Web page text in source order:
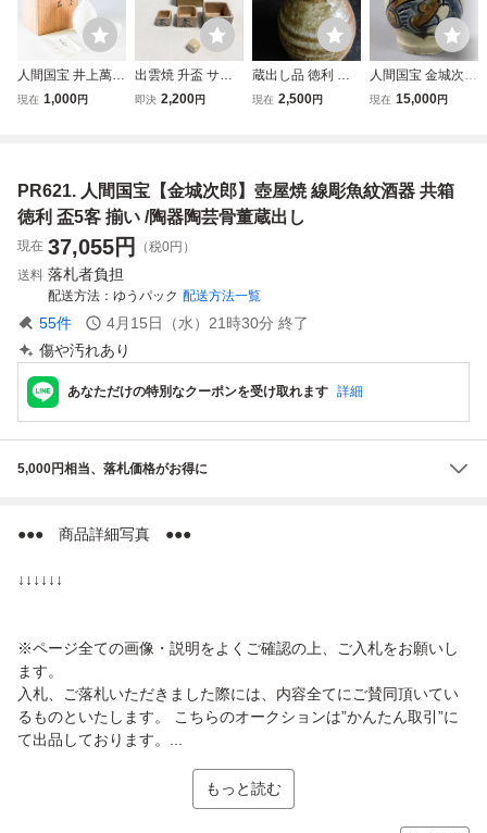
人間国宝 井上萬二
作 白磁彫紋 酒器
現在 1,000円
出雲焼 升盃 サイ
コロ 升盃 古玩具
森脇物産店 陶芸
陶器 木箱 酒器
即決 2,200円
蔵出し品 徳利 灰
被り酒器 陶器 信
現在 2,500円
人間国宝 金城次郎
作 壷屋焼 線彫魚
現在 15,000円
PR621. 人間国宝【金城次郎】壺屋焼 線彫魚紋酒器 共箱
徳利 盃5客 揃い /陶器陶芸骨董蔵出し
現在 37,055円
（税0円）
送料 落札者負担
配送方法 ゆうパック 配送方法一覧
55件 4月15日（水）21時30分 終了
傷や汚れあり
あなただけの特別なクーポンを受け取れます 詳細
5,000円相当、落札価格がお得に
●●● 商品詳細写真 ●●●
↓↓↓↓↓↓
※ページ全ての画像・説明をよくご確認の上、ご入札をお願いし
ます。
入札、ご落札いただきました際には、内容全てにご賛同頂いてい
るものといたします。 こちらのオークションは”かんたん取引”に
て出品しております。...
もっと読む